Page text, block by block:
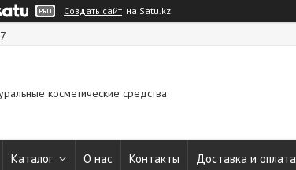
Создать сайт на Satu.kz
косметические средства
Каталог О нас Контакты Доставка и оплата